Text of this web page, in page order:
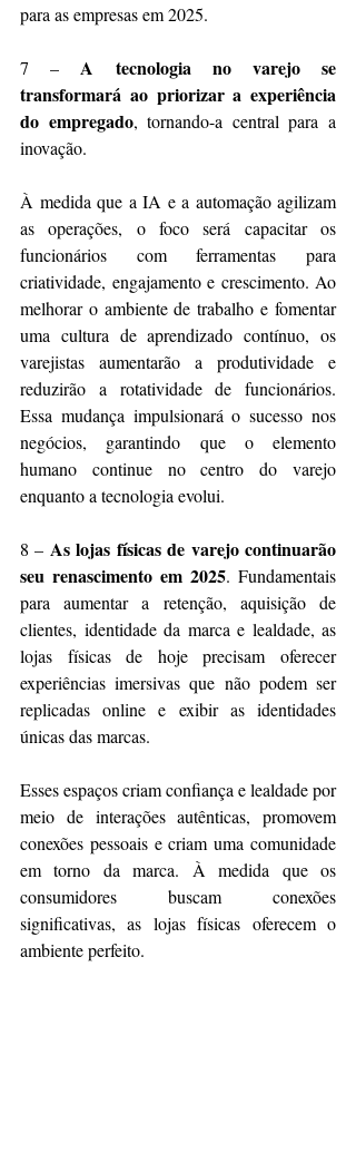
para as empresas em 2025.
7 – A tecnologia no varejo
se
transformará ao priorizar a experiência
do empregado, tornando-a central para a
inovação.
À medida que a IA e a automação agilizam
as operações, o foco será capacitar os
funcionários com ferramentas para
criatividade, engajamento e crescimento. Ao
melhorar o ambiente de trabalho e fomentar
uma cultura de aprendizado contínuo, os
varejistas aumentarão a produtividade e
reduzirão a rotatividade de funcionários.
Essa mudança impulsionará o sucesso nos
negócios, garantindo que o elemento
humano continue no centro do varejo
enquanto a tecnologia evolui.
8 – As lojas físicas de varejo continuarão
seu renascimento em 2025. Fundamentais
para aumentar a retenção, aquisição de
clientes, identidade da marca e lealdade, as
lojas físicas de hoje precisam oferecer
experiências imersivas que não podem ser
replicadas online e exibir as identidades
únicas das marcas.
Esses espaços criam confiança e lealdade por
meio de interações autênticas, promovem
conexões pessoais e criam uma comunidade
em torno da marca. À medida que os
consumidores buscam conexões
significativas, as lojas físicas oferecem o
ambiente perfeito.